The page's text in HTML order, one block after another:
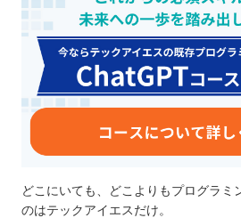
どこにいても、どこよりもプログラミ
のはテックアイエスだけ。